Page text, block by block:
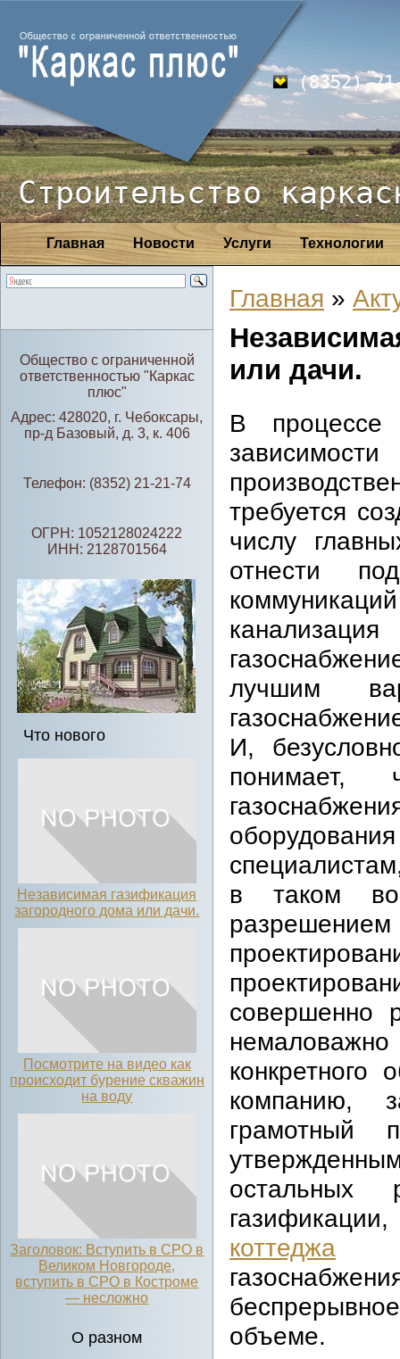
(8352)
Строительство
Технологии
Услуги
Новости
Главная
Общество с ограниченной
ответственностью "Каркас
плюс"
Адрес: 428020, г. Чебоксары,
пр-д Базовый, д. 3, к. 406
Телефон: (8352) 21-21-74
ОГРН: 1052128024222
ИНН: 2128701564
Что нового
Независимая газификация
загородного дома или дачи.
Посмотрите на видео как
происходит бурение скважин
на воду
Заголовок: Вступить в СРО в
Великом Новгороде,
вступить в СРО в Костроме
— несложно
О разном
Главная »
или дачи.
В процессе
требуется
числу
отнести
лучшим
И,
понимает,
в таком
совершенно
немаловажно
конкретного
компанию,
грамотный
остальных
коттеджа
объеме.